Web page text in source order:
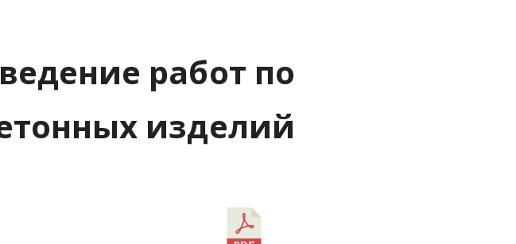
работ по
изделий